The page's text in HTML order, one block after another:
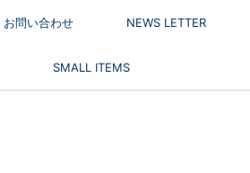
お問い合わせ NEWS LETTER
SMALL ITEMS